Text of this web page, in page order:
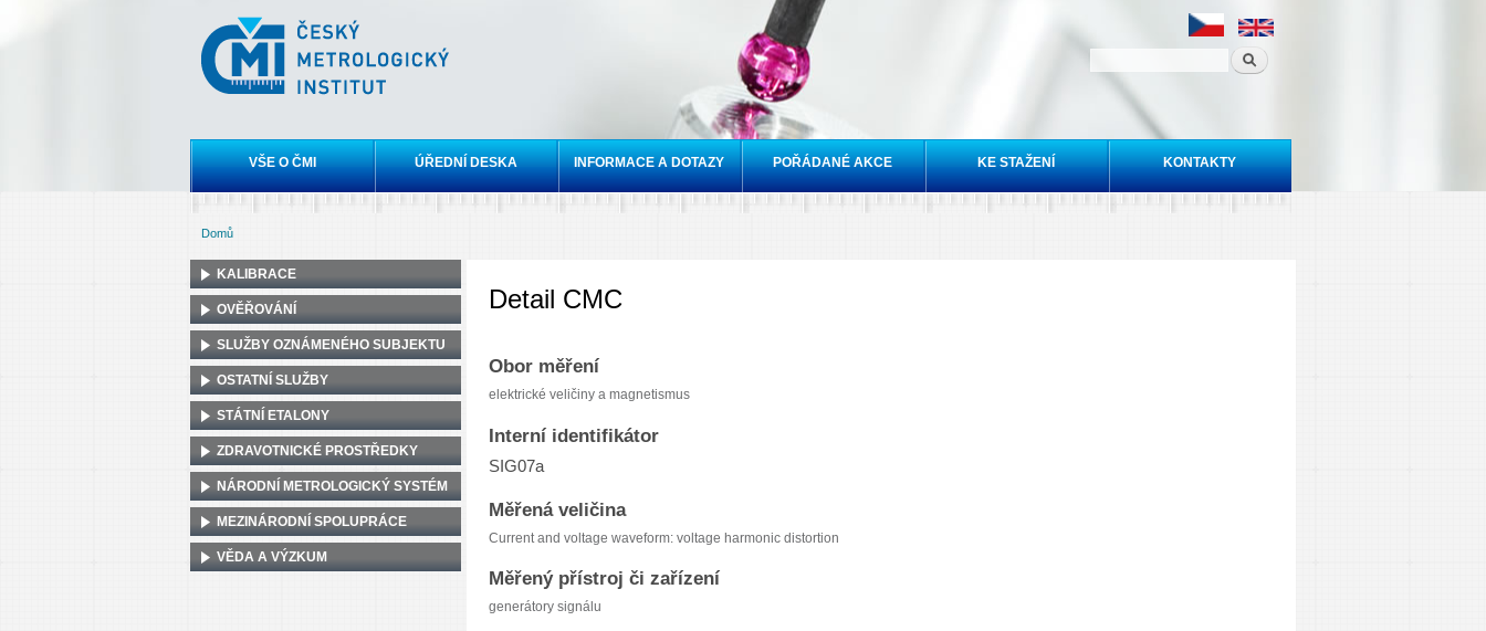
Český
metrologický
institut
Hlavní menu
VŠE O ČMI ÚŘEDNÍ DESKA INFORMACE A DOTAZY POŘÁDANÉ AKCE KE STAŽENÍ KONTAKTY
Domů
Detail CMC
Obor měření
elektrické veličiny a magnetismus
Interní identifikátor
SIG07a
Měřená veličina
Current and voltage waveform: voltage harmonic distortion
Měřený přístroj či zařízení
generátory signálu
KALIBRACE
OVĚŘOVÁNÍ
SLUŽBY OZNÁMENÉHO SUBJEKTU
OSTATNÍ SLUŽBY
STÁTNÍ ETALONY
ZDRAVOTNICKÉ PROSTŘEDKY
NÁRODNÍ METROLOGICKÝ SYSTÉM
MEZINÁRODNÍ SPOLUPRÁCE
VĚDA A VÝZKUM